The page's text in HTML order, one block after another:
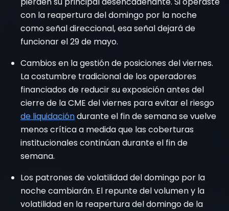
con la reapertura del domingo por la noche
como señal direccional, esa señal dejará de
funcionar el 29 de mayo.
Cambios en la gestión de posiciones del viernes.
La costumbre tradicional de los operadores
financiados de reducir su exposición antes del
cierre de la CME del viernes para evitarel riesgo
de liquidacióndurante el fin de semanase vuelve
menos crítica a medida que las coberturas
institucionales continúan durante el fin de
semana.
Los patrones de volatilidad del domingo por la
noche cambiarán. El repunte del volumen y la
volatilidad en la reapertura del domingo de la